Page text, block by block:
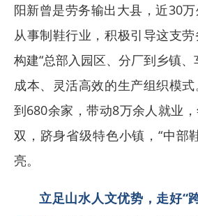
阳新曾是劳务输出大县，近30
从事制鞋行业，积极引导这支劳
构建“总部入园区、分厂到乡镇
成本、灵活高效的生产组织模
到680余家，带动8万余人就业
双，跻身省级特色小镇，“中部
亮。
立足山水人文优势，走好“